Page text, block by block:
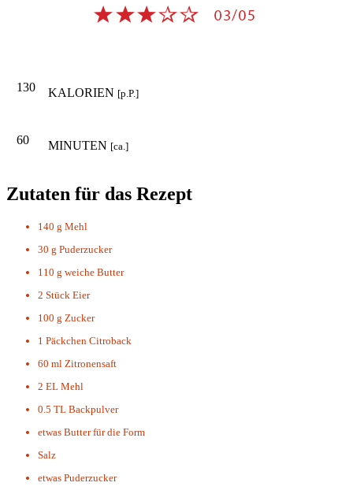
130 KALORIEN [p.P.]
60 MINUTEN [ca.]
Zutaten für das Rezept
140 g Mehl
30 g Puderzucker
110 g weiche Butter
2 Stück Eier
100 g Zucker
1 Päckchen Citroback
60 ml Zitronensaft
2 EL Mehl
0.5 TL Backpulver
etwas Butter für die Form
Salz
etwas Puderzucker